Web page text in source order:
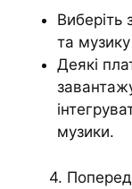
та
Деякі
музики.
4.